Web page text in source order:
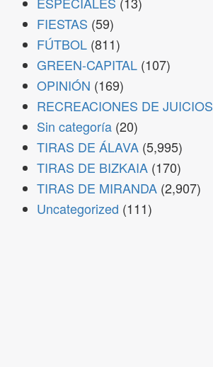
FIESTAS (59)
FÚTBOL (811)
GREEN-CAPITAL (107)
OPINIÓN (169)
RECREACIONES DE JUICIOS
Sin categoría (20)
TIRAS DE ÁLAVA (5,995)
TIRAS DE BIZKAIA (170)
TIRAS DE MIRANDA (2,907)
Uncategorized (111)